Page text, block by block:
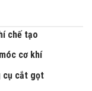
chế tạo
cơ khí
cụ cắt gọt